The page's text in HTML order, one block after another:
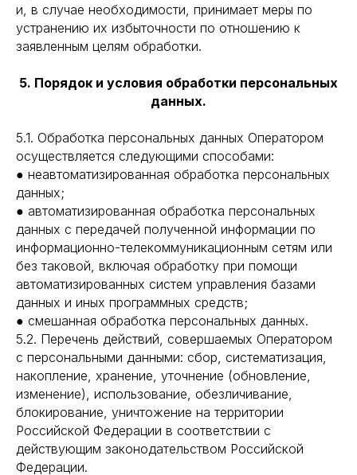
и, в случае необходимости, принимает меры по
устранению их избыточности по отношению к
заявленным целям обработки.
5. Порядок и условия обработки персональных
данных.
5.1. Обработка персональных данных Оператором
осуществляется следующими способами:
● неавтоматизированная обработка персональных
данных;
● автоматизированная обработка персональных
данных с передачей полученной информации по
информационно-телекоммуникационным сетям или
без таковой, включая обработку при помощи
автоматизированных систем управления базами
данных и иных программных средств;
● смешанная обработка персональных данных.
5.2. Перечень действий, совершаемых Оператором
с персональными данными: сбор, систематизация,
накопление, хранение, уточнение (обновление,
изменение), использование, обезличивание,
блокирование, уничтожение на территории
Российской Федерации в соответствии с
действующим законодательством Российской
Федерации.